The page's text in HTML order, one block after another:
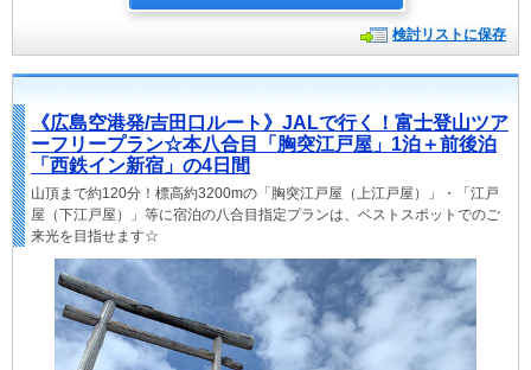
検討リストに保存
《広島空港発/吉田口ルート》JALで行く！富士登山ツア
ーフリープラン☆本八合目「胸突江戸屋」1泊＋前後泊
「西鉄イン新宿」の4日間
山頂まで約120分！標高約3200mの「胸突江戸屋（上江戸屋）」・「江戸
屋（下江戸屋）」等に宿泊の八合目指定プランは、ベストスポットでのご
来光を目指せます☆